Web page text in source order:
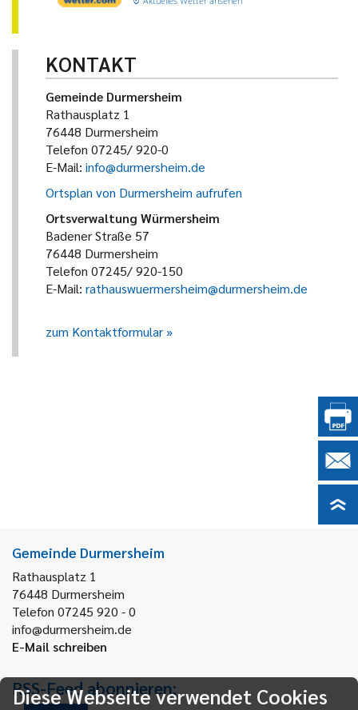
KONTAKT
Gemeinde Durmersheim
Rathausplatz 1
76448 Durmersheim
Telefon 07245/ 920-0
E-Mail: info@durmersheim.de
Ortsplan von Durmersheim aufrufen
Ortsverwaltung Würmersheim
Badener Straße 57
76448 Durmersheim
Telefon 07245/ 920-150
E-Mail: rathauswuermersheim@durmersheim.de
zum Kontaktformular
Gemeinde Durmersheim
Rathausplatz 1
76448 Durmersheim
Telefon 07245 920 - 0
info@durmersheim.de
E-Mail schreiben
RSS-Feed abonnieren:
Diese Webseite verwendet Cookies